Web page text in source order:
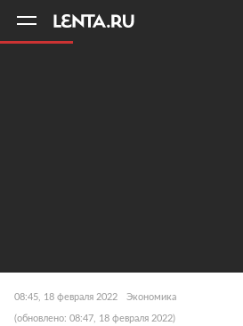
08:45, 18 февраля 2022 Экономика
(обновлено: 08:47, 18 февраля 2022)